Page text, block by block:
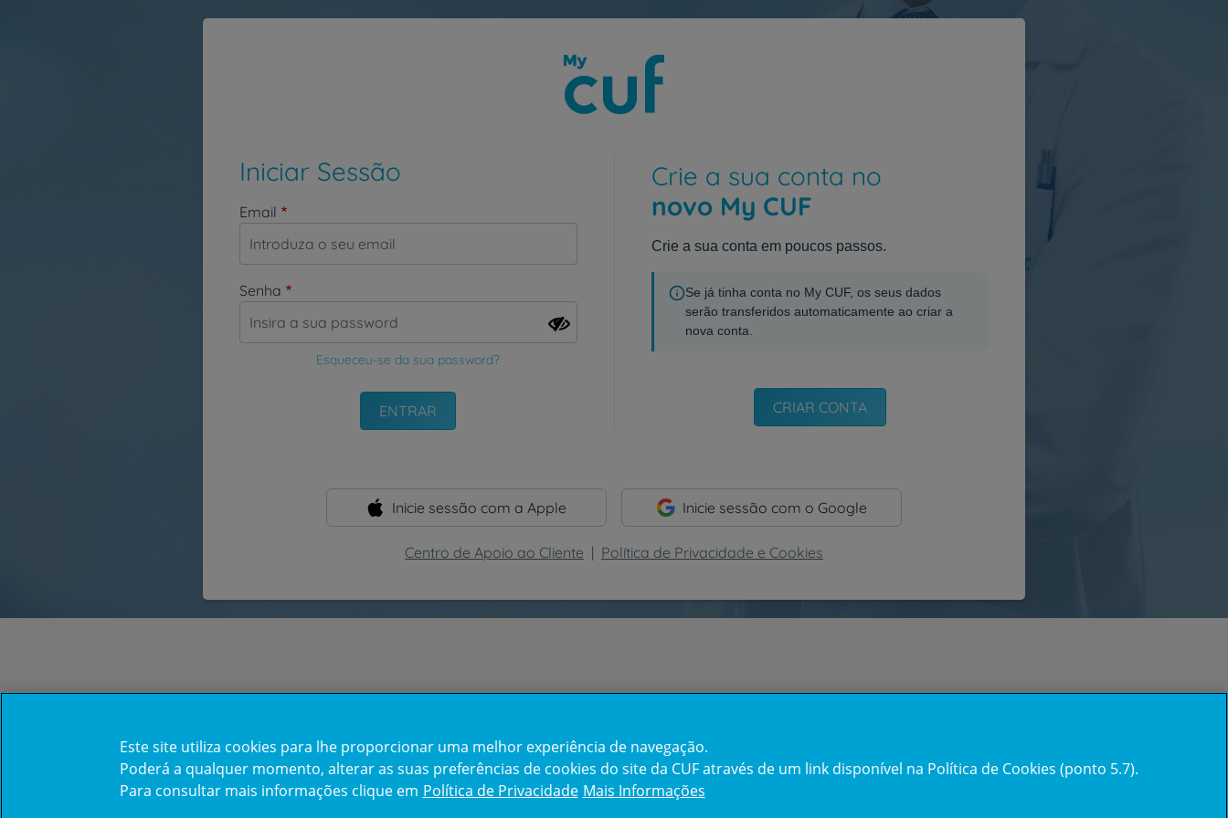
Iniciar Sessão
Email
Senha
Esqueceu-se da sua password?
Crie a sua conta no
novo My CUF
Crie a sua conta em poucos passos.
Se já tinha conta no My CUF, os seus dados
serão transferidos automaticamente ao criar a
nova conta.
CRIAR CONTA
Inicie sessão com a Apple Inicie sessão com o Google
Centro de Apoio ao Cliente | Política de Privacidade e Cookies
Este site utiliza cookies para lhe proporcionar uma melhor experiência de navegação.
Poderá a qualquer momento, alterar as suas preferências de cookies do site da CUF através de um link disponível na Política de Cookies (ponto 5.7).
Para consultar mais informações clique em Política de Privacidade Mais Informações